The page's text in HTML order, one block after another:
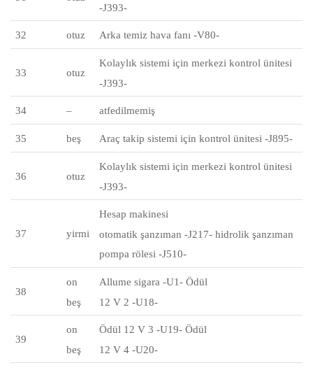
-J393-
32 otuz Arka temiz hava fanı -V80-
33 otuz
Kolaylık sistemi için merkezi kontrol ünitesi
-J393-
34 – atfedilmemiş
35 beş Araç takip sistemi için kontrol ünitesi -J895-
36 otuz
Kolaylık sistemi için merkezi kontrol ünitesi
-J393-
37 yirmi
Hesap makinesi
otomatik şanzıman -J217- hidrolik şanzıman
pompa rölesi -J510-
38
on
beş
Allume sigara -U1- Ödül
12 V 2 -U18-
39
on
beş
Ödül 12 V 3 -U19- Ödül
12 V 4 -U20-